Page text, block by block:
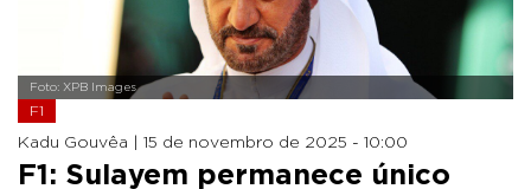
Foto: XPB Images
F1
Kadu Gouvêa | 15 de novembro de 2025 - 10:00
F1: Sulayem permanece único